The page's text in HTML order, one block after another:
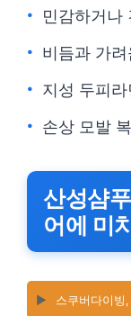
민감하거나
비듬과 가
지성 두피
손상 모발
산성샴
어에 미
▶️ 스쿠버다이빙